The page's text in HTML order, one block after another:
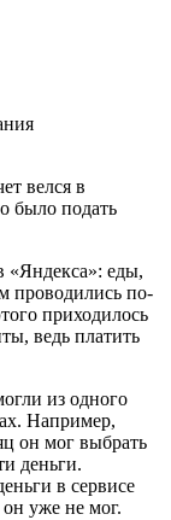
велся в
было подать
«Яндекса»: еды,
проводились по-
приходилось
ведь платить
из одного
Например,
он мог выбрать
деньги.
в сервисе
он уже не мог.